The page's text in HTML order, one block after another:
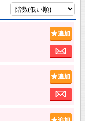
お
お